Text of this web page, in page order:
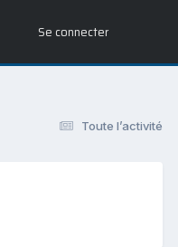
Se connecter
Toute l’activité